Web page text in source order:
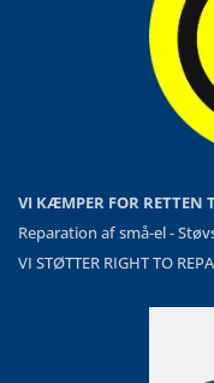
VI KÆMPER FOR RETTEN
Reparation af små-el -
VI STØTTER RIGHT TO